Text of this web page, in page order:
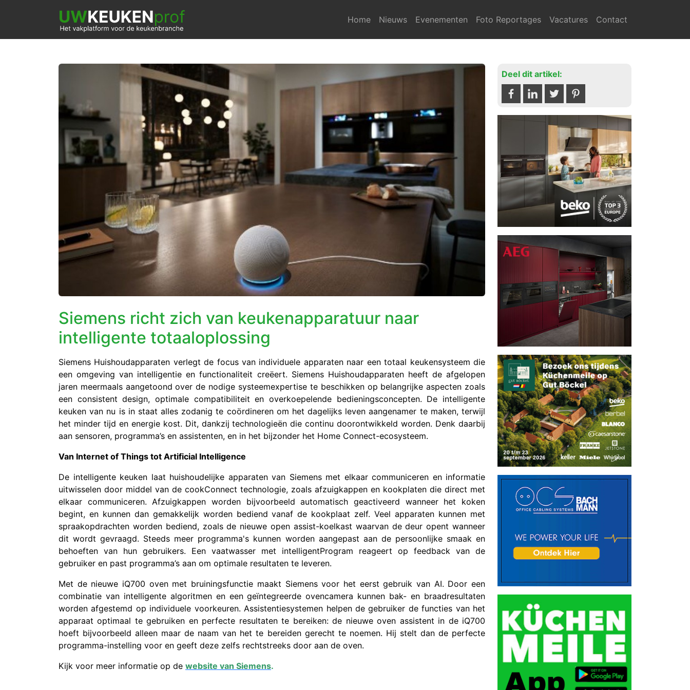
Home Nieuws Evenementen Foto Reportages Vacatures Contact
Siemens richt zich van keukenapparatuur naar
intelligente totaaloplossing
Siemens Huishoudapparaten verlegt de focus van individuele apparaten naar een totaal keukensysteem die
een omgeving van intelligentie en functionaliteit creëert. Siemens Huishoudapparaten heeft de afgelopen
jaren meermaals aangetoond over de nodige systeemexpertise te beschikken op belangrijke aspecten zoals
een consistent design, optimale compatibiliteit en overkoepelende bedieningsconcepten. De intelligente
keuken van nu is in staat alles zodanig te coördineren om het dagelijks leven aangenamer te maken, terwijl
het minder tijd en energie kost. Dit, dankzij technologieën die continu doorontwikkeld worden. Denk daarbij
aan sensoren, programma’s en assistenten, en in het bijzonder het Home Connect-ecosysteem.
Van Internet of Things tot Artificial Intelligence
De intelligente keuken laat huishoudelijke apparaten van Siemens met elkaar communiceren en informatie
uitwisselen door middel van de cookConnect technologie, zoals afzuigkappen en kookplaten die direct met
elkaar communiceren. Afzuigkappen worden bijvoorbeeld automatisch geactiveerd wanneer het koken
begint, en kunnen dan gemakkelijk worden bediend vanaf de kookplaat zelf. Veel apparaten kunnen met
spraakopdrachten worden bediend, zoals de nieuwe open assist-koelkast waarvan de deur opent wanneer
dit wordt gevraagd. Steeds meer programma's kunnen worden aangepast aan de persoonlijke smaak en
behoeften van hun gebruikers. Een vaatwasser met intelligentProgram reageert op feedback van de
gebruiker en past programma’s aan om optimale resultaten te leveren.
Met de nieuwe iQ700 oven met bruiningsfunctie maakt Siemens voor het eerst gebruik van AI. Door een
combinatie van intelligente algoritmen en een geïntegreerde ovencamera kunnen bak- en braadresultaten
worden afgestemd op individuele voorkeuren. Assistentiesystemen helpen de gebruiker de functies van het
apparaat optimaal te gebruiken en perfecte resultaten te bereiken: de nieuwe oven assistent in de iQ700
hoeft bijvoorbeeld alleen maar de naam van het te bereiden gerecht te noemen. Hij stelt dan de perfecte
programma-instelling voor en geeft deze zelfs rechtstreeks door aan de oven.
Kijk voor meer informatie op de website van Siemens.
Deel dit artikel: